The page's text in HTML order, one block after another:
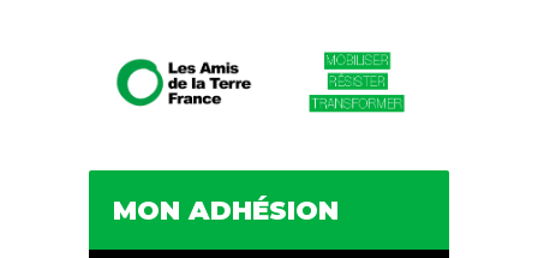
MON ADHÉSION